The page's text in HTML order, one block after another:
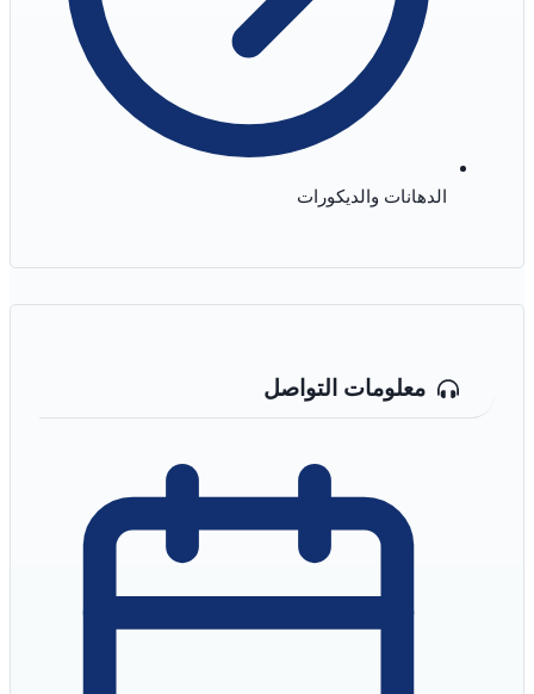
الدهانات والديكورات
معلومات التواصل